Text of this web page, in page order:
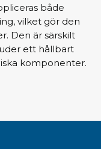
både
vilket gör den
Den är särskilt
ett hållbart
komponenter.